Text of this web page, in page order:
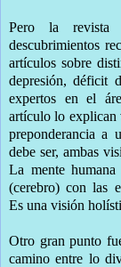
Pero la revista
descubrimientos
artículos sobre
depresión, déficit
expertos en el
artículo lo explican
preponderancia a
debe ser, ambas
La mente
(cerebro) con las
Es una visión
Otro gran punto
camino entre lo